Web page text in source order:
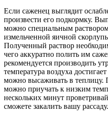
Если саженец выглядит
произвести его подкормку.
можно специальным
измельченной яичной
Полученный раствор
чего аккуратно полить им
рекомендуется производить
температура воздуха
можно высаживать в теплицу.
можно приучать к низким
нескольких минут
сможете закалить вашу рассаду.